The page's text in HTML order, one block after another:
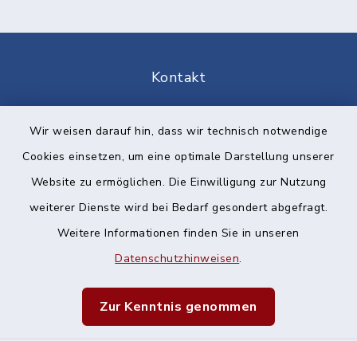
Wir weisen darauf hin, dass wir technisch notwendige
Cookies einsetzen, um eine optimale Darstellung unserer
Website zu ermöglichen. Die Einwilligung zur Nutzung
weiterer Dienste wird bei Bedarf gesondert abgefragt.
Weitere Informationen finden Sie in unseren
Datenschutzhinweisen.
Zur Kenntnis genommen
Kontakt
Datenschutz
Impressum
Sitemap
Cookie-Einstellungen